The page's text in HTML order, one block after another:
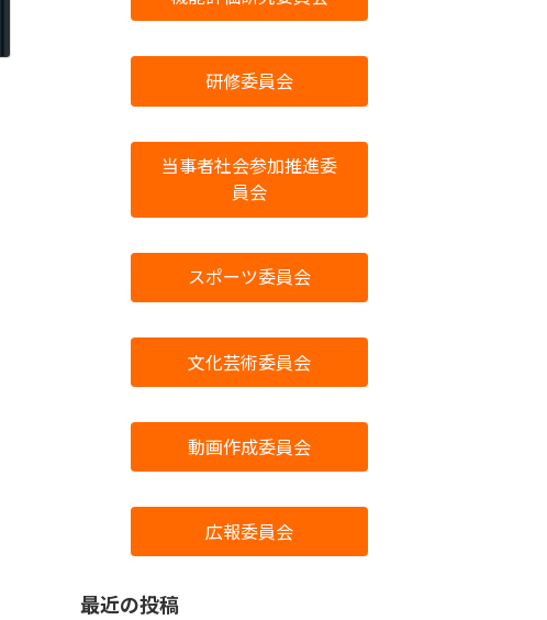
研修委員会
当事者社会参加推進委
員会
スポーツ委員会
文化芸術委員会
動画作成委員会
広報委員会
最近の投稿